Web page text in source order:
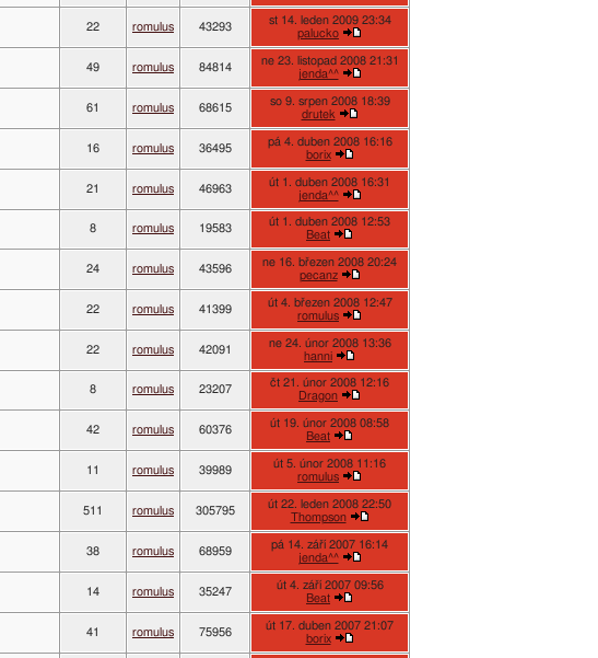
22 romulus 43293
st 14. leden 2009 23:34
palucko
49 romulus 84814
ne 23. listopad 2008 21:31
jenda^^
61 romulus 68615
so 9. srpen 2008 18:39
drutek
16 romulus 36495
pá 4. duben 2008 16:16
borix
21 romulus 46963
út 1. duben 2008 16:31
jenda^^
8 romulus 19583
út 1. duben 2008 12:53
Beat
24 romulus 43596
ne 16. březen 2008 20:24
pecanz
22 romulus 41399
út 4. březen 2008 12:47
romulus
22 romulus 42091
ne 24. únor 2008 13:36
hanni
8 romulus 23207
čt 21. únor 2008 12:16
Dragon
42 romulus 60376
út 19. únor 2008 08:58
Beat
11 romulus 39989
út 5. únor 2008 11:16
romulus
511 romulus 305795
út 22. leden 2008 22:50
Thompson
38 romulus 68959
pá 14. září 2007 16:14
jenda^^
14 romulus 35247
út 4. září 2007 09:56
Beat
41 romulus 75956
út 17. duben 2007 21:07
borix